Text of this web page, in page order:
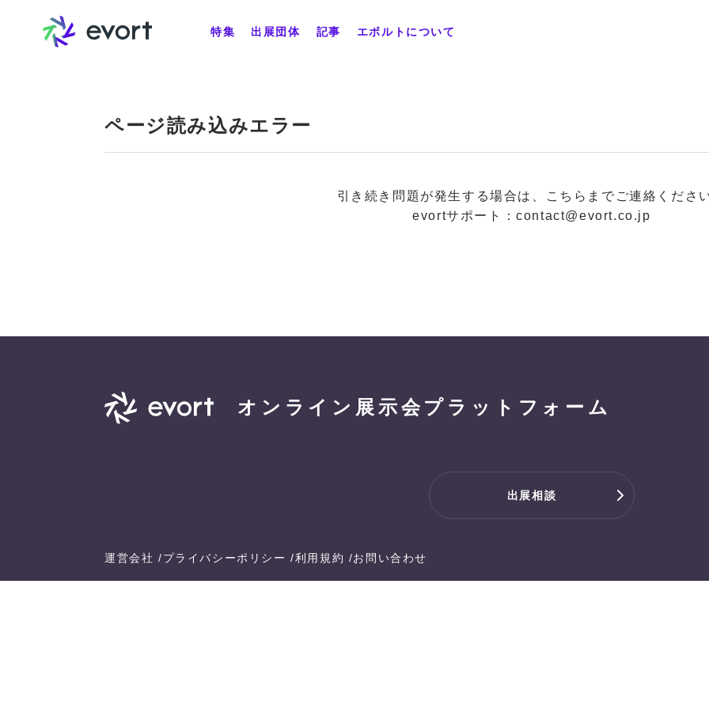
特集 出展団体 記事 エボルトについて
ページ読み込みエラー
引き続き問題が発生する場合は、こちらまでご連絡くださ
evortサポート：contact@evort.co.jp
オンライン展示会プラットフォーム
出展相談
運営会社 プライバシーポリシー 利用規約 お問い合わせ